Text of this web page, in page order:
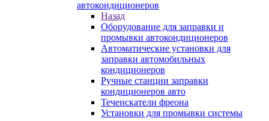
автокондиционеров
Назад
Оборудование для заправки и
промывки автокондиционеров
Автоматические установки для
заправки автомобильных
кондиционеров
Ручные станции заправки
кондиционеров авто
Течеискатели фреона
Установки для промывки системы